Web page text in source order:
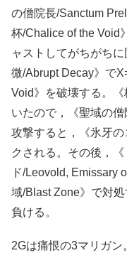
の僧院長/Sanctum
杯/Chalice of the Void
ャストしてがちがち
微/Abrupt Decay》で
Void》を破壊する。《
いたので，《聖域の
攻撃すると，《氷牙
クされる。その後，
ド/Leovold, Emissary
域/Blast Zone》で対
負ける。
2Gは痛恨の3マリガ